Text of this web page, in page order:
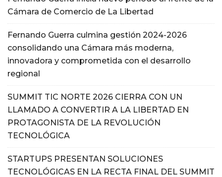
Cámara de Comercio de La Libertad
Fernando Guerra culmina gestión 2024-2026
consolidando una Cámara más moderna,
innovadora y comprometida con el desarrollo
regional
SUMMIT TIC NORTE 2026 CIERRA CON UN
LLAMADO A CONVERTIR A LA LIBERTAD EN
PROTAGONISTA DE LA REVOLUCIÓN
TECNOLÓGICA
STARTUPS PRESENTAN SOLUCIONES
TECNOLÓGICAS EN LA RECTA FINAL DEL SUMMIT